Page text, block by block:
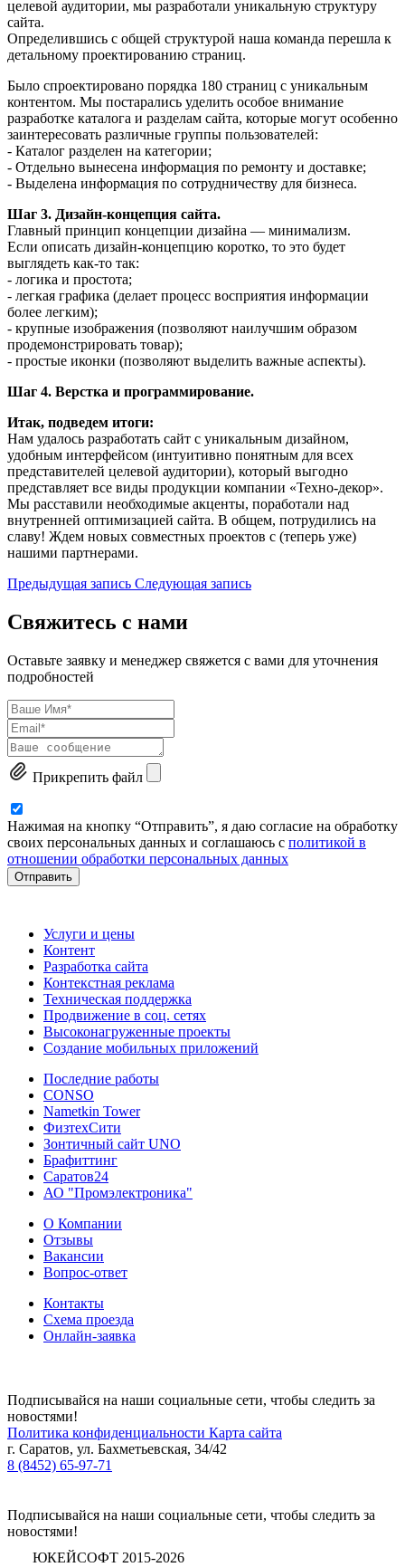
целевой аудитории, мы разработали уникальную структуру
сайта.
Определившись с общей структурой наша команда перешла к
детальному проектированию страниц.
Было спроектировано порядка 180 страниц с уникальным
контентом. Мы постарались уделить особое внимание
разработке каталога и разделам сайта, которые могут особенно
заинтересовать различные группы пользователей:
- Каталог разделен на категории;
- Отдельно вынесена информация по ремонту и доставке;
- Выделена информация по сотрудничеству для бизнеса.
Шаг 3. Дизайн-концепция сайта.
Главный принцип концепции дизайна — минимализм.
Если описать дизайн-концепцию коротко, то это будет
выглядеть как-то так:
- логика и простота;
- легкая графика (делает процесс восприятия информации
более легким);
- крупные изображения (позволяют наилучшим образом
продемонстрировать товар);
- простые иконки (позволяют выделить важные аспекты).
Шаг 4. Верстка и программирование.
Итак, подведем итоги:
Нам удалось разработать сайт с уникальным дизайном,
удобным интерфейсом (интуитивно понятным для всех
представителей целевой аудитории), который выгодно
представляет все виды продукции компании «Техно-декор».
Мы расставили необходимые акценты, поработали над
внутренней оптимизацией сайта. В общем, потрудились на
славу! Ждем новых совместных проектов с (теперь уже)
нашими партнерами.
Предыдущая запись Следующая запись
Свяжитесь с нами
Оставьте заявку и менеджер свяжется с вами для уточнения
подробностей
Прикрепить файл
Нажимая на кнопку “Отправить”, я даю согласие на обработку
своих персональных данных и соглашаюсь с политикой в
отношении обработки персональных данных
Отправить
Услуги и цены
Контент
Разработка сайта
Контекстная реклама
Техническая поддержка
Продвижение в соц. сетях
Высоконагруженные проекты
Создание мобильных приложений
Последние работы
CONSO
Nametkin Tower
ФизтехСити
Зонтичный сайт UNO
Брафиттинг
Саратов24
АО "Промэлектроника"
О Компании
Отзывы
Вакансии
Вопрос-ответ
Контакты
Схема проезда
Онлайн-заявка
Подписывайся на наши социальные сети, чтобы следить за
новостями!
Политика конфиденциальности Карта сайта
г. Саратов, ул. Бахметьевская, 34/42
8 (8452) 65-97-71
Подписывайся на наши социальные сети, чтобы следить за
новостями!
ЮКЕЙСОФТ 2015-2026